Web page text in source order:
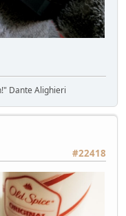
Dante Alighieri
#22418